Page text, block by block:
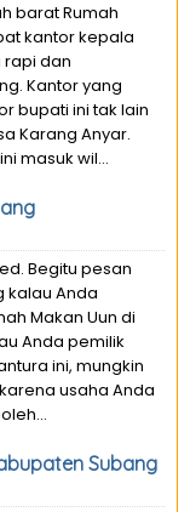
barat Rumah
kantor kepala
dan
Kantor yang
bupati ini tak lain
Karang Anyar.
masuk wil...
Begitu pesan
kalau Anda
Makan Uun di
Anda pemilik
ini, mungkin
usaha Anda
Subang